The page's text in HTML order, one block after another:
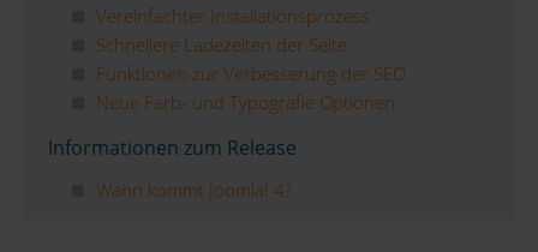
Vereinfachter Installationsprozess
Schnellere Ladezeiten der Seite
Funktionen zur Verbesserung der SEO
Neue Farb- und Typografie Optionen
Informationen zum Release
Wann kommt Joomla! 4?